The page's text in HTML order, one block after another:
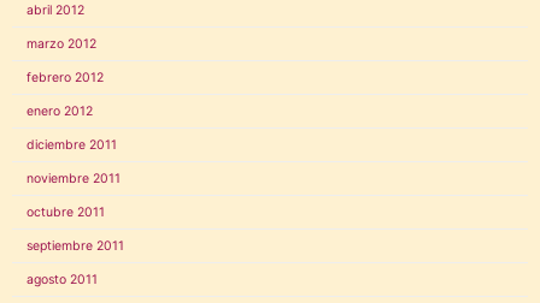
abril 2012
marzo 2012
febrero 2012
enero 2012
diciembre 2011
noviembre 2011
octubre 2011
septiembre 2011
agosto 2011